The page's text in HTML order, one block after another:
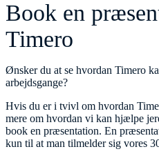
Book en
Timero
Ønsker du at se hvordan Timero
arbejdsgange?
Hvis du er i tvivl om hvordan
mere om hvordan vi kan hjælpe
book en præsentation. En
kun til at man tilmelder sig vores